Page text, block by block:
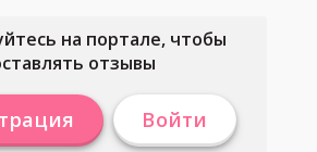
на портале, чтобы
отзывы
Войти